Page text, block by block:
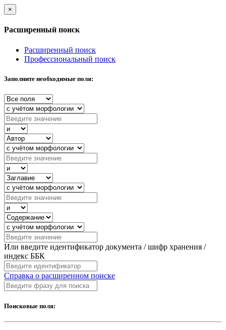
×
Расширенный поиск
Расширенный поиск
Профессиональный поиск
Заполните необходимые поля:
Или введите идентификатор документа / шифр хранения /
индекс ББК
Справка о расширенном поиске
Поисковые поля: